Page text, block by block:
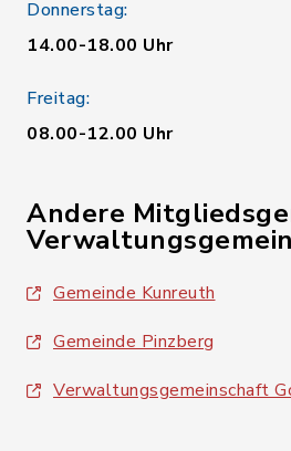
Donnerstag:
14.00-18.00 Uhr
Freitag:
08.00-12.00 Uhr
Andere
Gemeinde Kunreuth
Gemeinde Pinzberg
Verwaltungsgemeinschaft